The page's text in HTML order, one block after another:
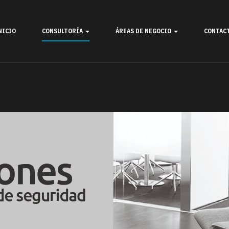
CONSULTORÍA ÁREAS DE NEGOCIO